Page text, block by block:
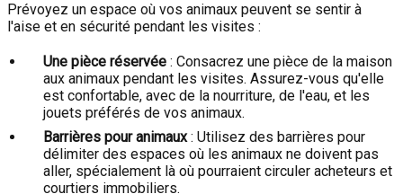
Prévoyez un espace où vos animaux peuvent se sentir à
l'aise et en sécurité pendant les visites :
Une pièce réservée : Consacrez une pièce de la maison
aux animaux pendant les visites. Assurez-vous qu'elle
est confortable, avec de la nourriture, de l'eau, et les
jouets préférés de vos animaux.
Barrières pour animaux: Utilisez des barrières pour
délimiter des espaces où les animaux ne doivent pas
aller, spécialement là où pourraient circuler acheteurs et
courtiers immobiliers.